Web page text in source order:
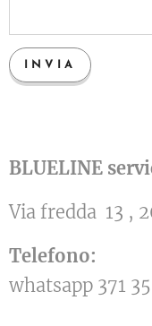
INVIA
BLUELINE
Via fredda 13 ,
Telefono:
whatsapp 371